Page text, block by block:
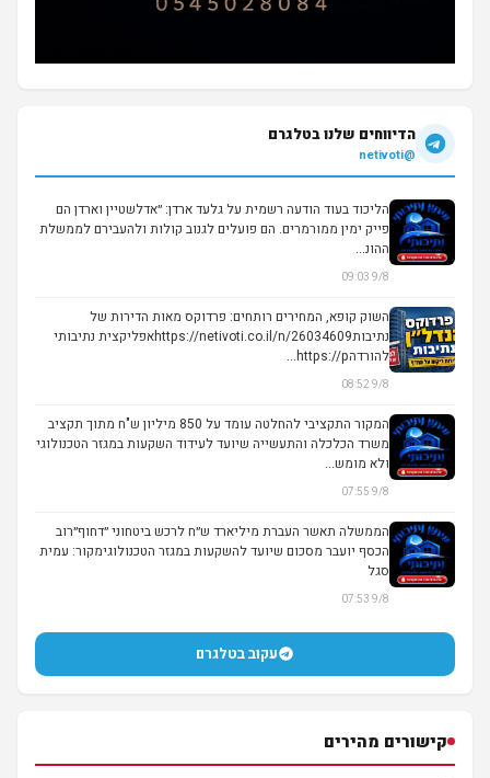
הדיווחים שלנו בטלגרם
@netivoti
הליכוד בעוד הודעה רשמית על גלעד ארדן: ״אדלשטיין וארדן הם
פייק ימין ממורמרים. הם פועלים לגנוב קולות ולהעבירם לממשלת
ההונ...
9/8 09:03
השוק קופא, המחירים רותחים: פרדוקס מאות הדירות של
נתיבותhttps://netivoti.co.il/n/26034609אפליקצית נתיבותי
להורדהhttps://p...
9/8 08:52
המקור התקציבי להחלטה עומד על 850 מיליון ש"ח מתוך תקציב
משרד הכלכלה והתעשייה שיועד לעידוד השקעות במגזר הטכנולוגי
ולא מומש...
9/8 07:55
הממשלה תאשר העברת מיליארד ש״ח לרכש ביטחוני ״דחוף״רוב
הכסף יועבר מסכום שיועד להשקעות במגזר הטכנולוגימקור: עמית
סגל
9/8 07:53
עקוב בטלגרם
קישורים מהירים